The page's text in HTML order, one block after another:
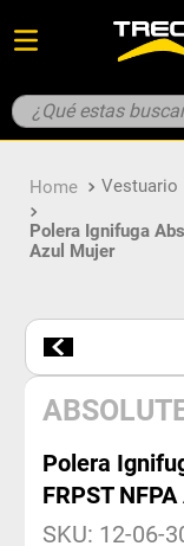
¿Qué estas
Vestuario
Polera Ignifuga
Azul Mujer
Polera
FRPST
SKU: 12-06-